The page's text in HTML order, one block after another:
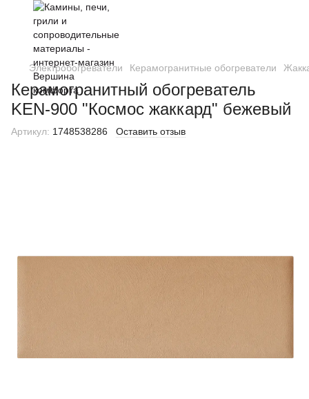
Электробогреватели Керамогранитные обогреватели
Керамогранитный обогреватель
KEN-900 "Космос жаккард" бежевый
Артикул: 1748538286 Оставить отзыв